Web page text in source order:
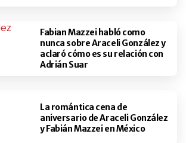
Fabian Mazzei habló como
nunca sobre Araceli González y
aclaró cómo es su relación con
Adrián Suar
La romántica cena de
aniversario de Araceli González
y Fabián Mazzei en México